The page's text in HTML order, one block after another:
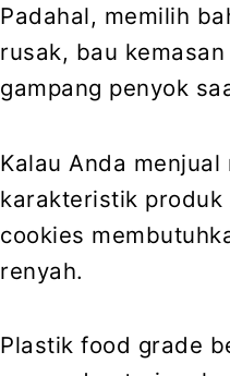
Padahal, memilih
rusak, bau
gampang penyok
Kalau Anda
karakteristik produk
cookies
renyah.
Plastik food grade